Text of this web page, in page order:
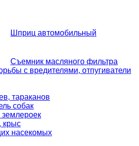
Шприц автомобильный
Съемник масляного фильтра
с вредителями, отпугиватели
тараканов
собак
насекомых